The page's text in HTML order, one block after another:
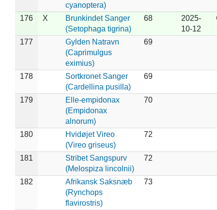
cyanoptera)
176 X
Brunkindet Sanger
(Setophaga tigrina)
68
2025-
10-12
177
Gylden Natravn
(Caprimulgus
eximius)
69
178
Sortkronet Sanger
(Cardellina pusilla)
69
179
Elle-empidonax
(Empidonax
alnorum)
70
180
Hvidøjet Vireo
(Vireo griseus)
72
181
Stribet Sangspurv
(Melospiza lincolnii)
72
182
Afrikansk Saksnæb
(Rynchops
flavirostris)
73